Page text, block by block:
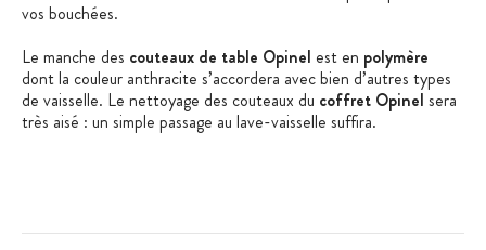
vos bouchées.
Le manche des couteaux de table Opinel est en polymère
dont la couleur anthracite s’accordera avec bien d’autres types
de vaisselle. Le nettoyage des couteaux du coffret Opinel sera
très aisé : un simple passage au lave-vaisselle suffira.